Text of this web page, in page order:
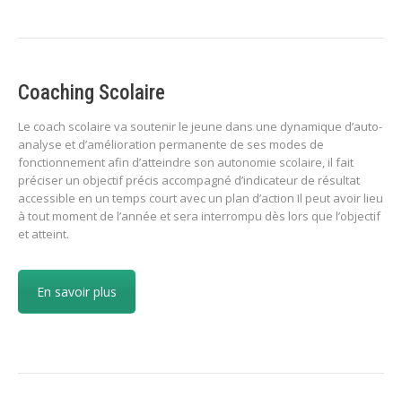
Coaching Scolaire
Le coach scolaire va soutenir le jeune dans une dynamique d’auto-
analyse et d’amélioration permanente de ses modes de
fonctionnement afin d’atteindre son autonomie scolaire, il fait
préciser un objectif précis accompagné d’indicateur de résultat
accessible en un temps court avec un plan d’action Il peut avoir lieu
à tout moment de l’année et sera interrompu dès lors que l’objectif
et atteint.
En savoir plus